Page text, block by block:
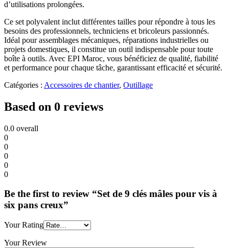
d’utilisations prolongées.
Ce set polyvalent inclut différentes tailles pour répondre à tous les
besoins des professionnels, techniciens et bricoleurs passionnés.
Idéal pour assemblages mécaniques, réparations industrielles ou
projets domestiques, il constitue un outil indispensable pour toute
boîte à outils. Avec EPI Maroc, vous bénéficiez de qualité, fiabilité
et performance pour chaque tâche, garantissant efficacité et sécurité.
Catégories : Accessoires de chantier, Outillage
Based on 0 reviews
0.0 overall
0
0
0
0
0
Be the first to review “Set de 9 clés mâles pour vis à
six pans creux”
Your Rating
Your Review